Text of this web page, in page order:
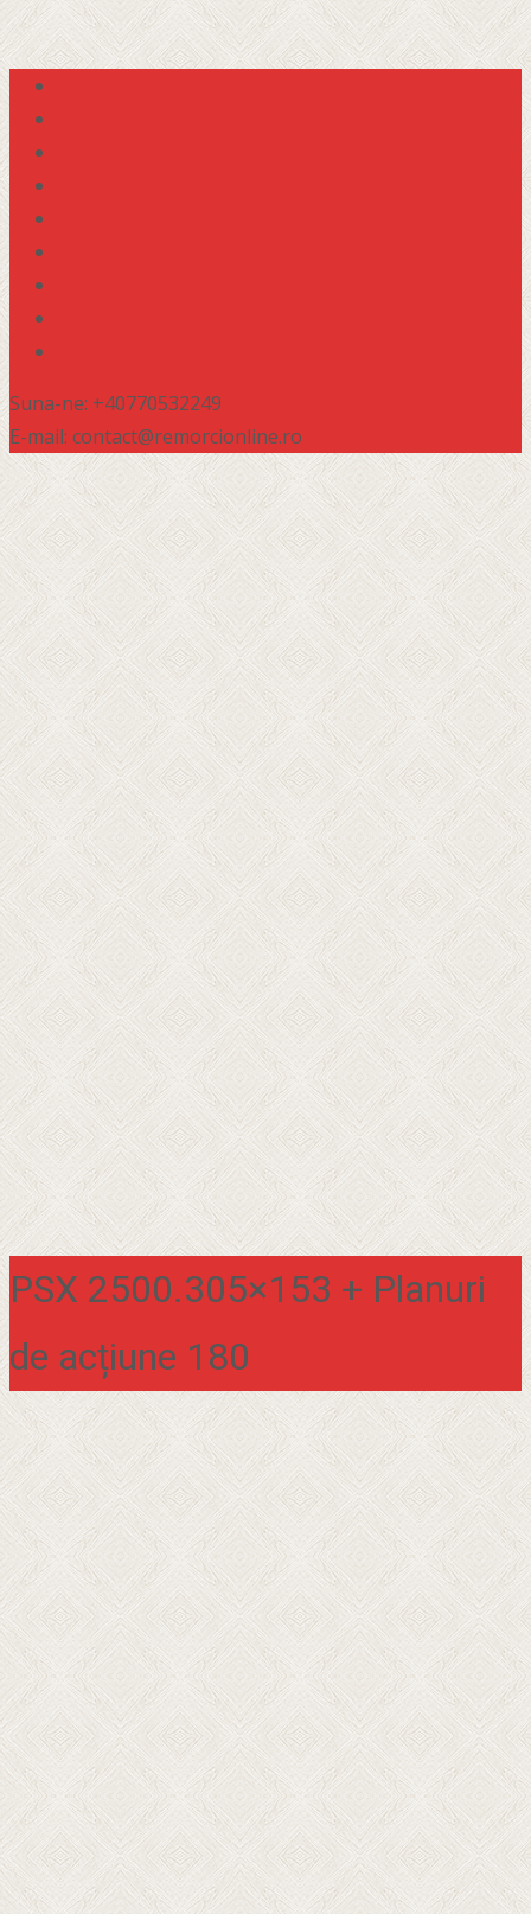
Suna-ne: +40770532249
E-mail: contact@remorcionline.ro
PSX 2500.305×153 + Planuri
de acțiune 180